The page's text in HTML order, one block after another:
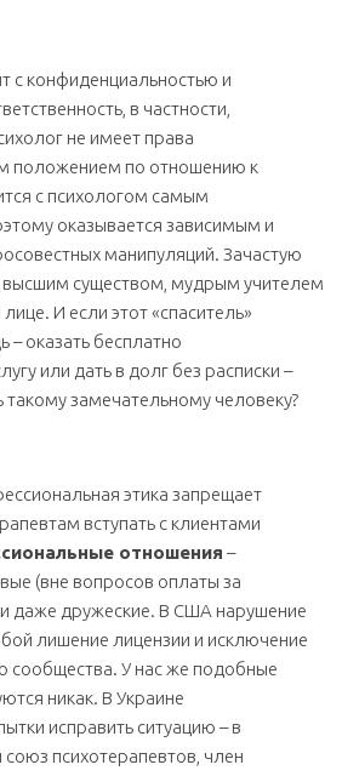
с конфиденциальностью и
в частности,
не имеет права
положением по отношению к
с психологом самым
оказывается зависимым и
манипуляций. Зачастую
высшим существом, мудрым учителем
И если этот «спаситель»
– оказать бесплатно
или дать в долг без расписки –
замечательному человеку?
этика запрещает
вступать с клиентами
отношения –
(вне вопросов оплаты за
даже дружеские. В США нарушение
лишение лицензии и исключение
сообщества. У нас же подобные
никак. В Украине
исправить ситуацию – в
союз психотерапевтов, член